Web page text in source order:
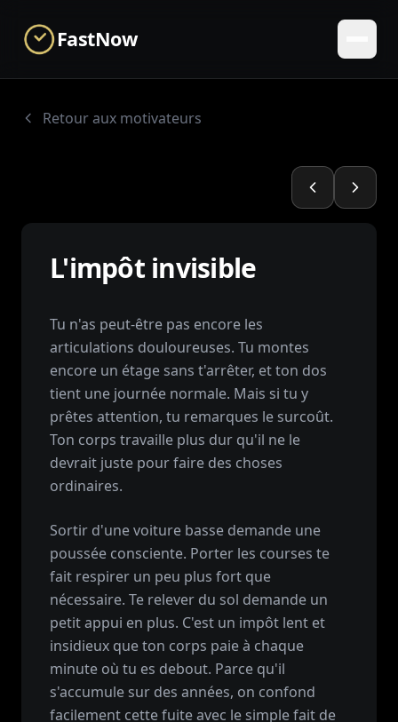
FastNow
Retour aux motivateurs
L'impôt invisible
Tu n'as peut-être pas encore les
articulations douloureuses. Tu montes
encore un étage sans t'arrêter, et ton dos
tient une journée normale. Mais si tu y
prêtes attention, tu remarques le surcoût.
Ton corps travaille plus dur qu'il ne le
devrait juste pour faire des choses
ordinaires.
Sortir d'une voiture basse demande une
poussée consciente. Porter les courses te
fait respirer un peu plus fort que
nécessaire. Te relever du sol demande un
petit appui en plus. C'est un impôt lent et
insidieux que ton corps paie à chaque
minute où tu es debout. Parce qu'il
s'accumule sur des années, on confond
facilement cette fuite avec le simple fait de